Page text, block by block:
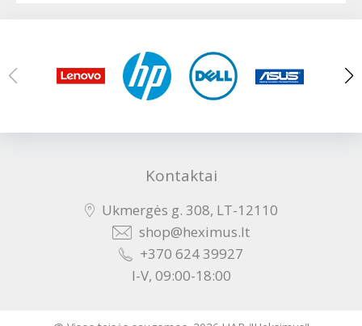
Kontaktai
Ukmergės g. 308, LT-12110
shop@heximus.lt
+370 624 39927
I-V, 09:00-18:00